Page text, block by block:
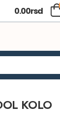
0.00rsd
KOLO